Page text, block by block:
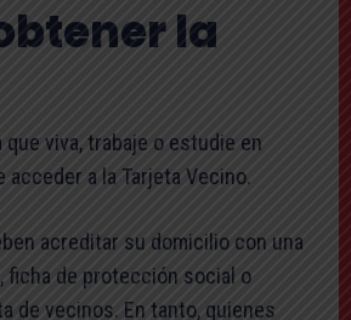
la
que viva, trabaje o estudie en
acceder a la Tarjeta Vecino.
acreditar su domicilio con una
ficha de protección social o
de vecinos. En tanto, quienes